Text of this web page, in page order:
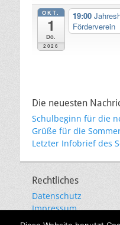
OKT.
1
Do.
2026
19:00
Förderverein
Die neuesten
Schulbeginn für die
Grüße für die
Letzter Infobrief des
Rechtliches
Datenschutz
Impressum
E-Mail-